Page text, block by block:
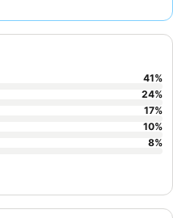
variado e de alta qualidade
experiência mais
virado para o jardim.
41%
24%
17%
10%
8%